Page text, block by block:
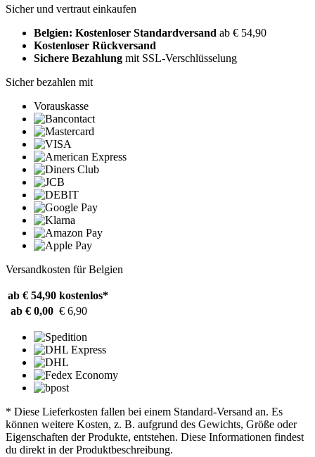
Sicher und vertraut einkaufen
Belgien: Kostenloser Standardversand ab € 54,90
Kostenloser Rückversand
Sichere Bezahlung mit SSL-Verschlüsselung
Sicher bezahlen mit
Vorauskasse
Versandkosten für Belgien
ab € 54,90 kostenlos*
ab € 0,00 € 6,90
* Diese Lieferkosten fallen bei einem Standard-Versand an. Es
können weitere Kosten, z. B. aufgrund des Gewichts, Größe oder
Eigenschaften der Produkte, entstehen. Diese Informationen findest
du direkt in der Produktbeschreibung.